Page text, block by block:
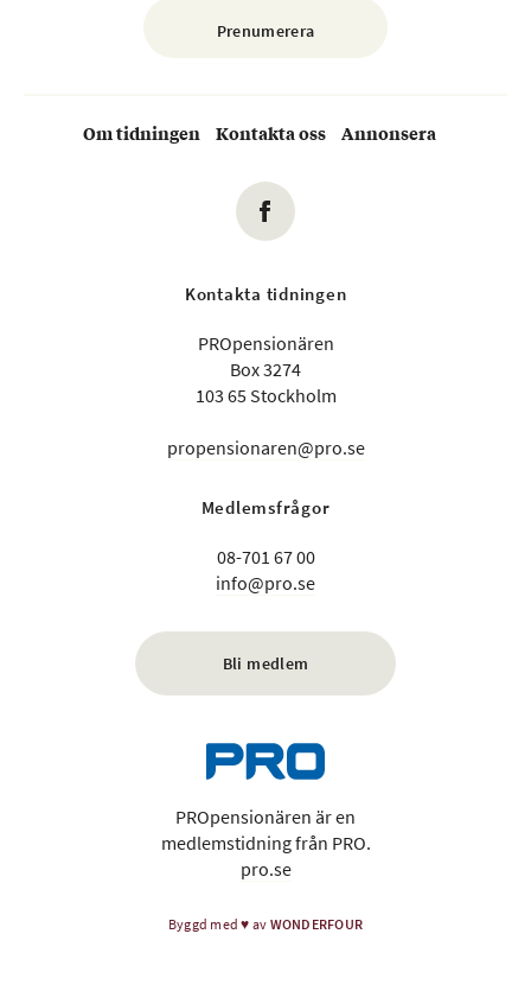
Om tidningen Kontakta oss Annonsera
Kontakta tidningen
PROpensionären
Box 3274
103 65 Stockholm
propensionaren@pro.se
Medlemsfrågor
08-701 67 00
info@pro.se
Bli medlem
PROpensionären är en
medlemstidning från PRO.
pro.se
Byggd med♥ av WONDERFOUR